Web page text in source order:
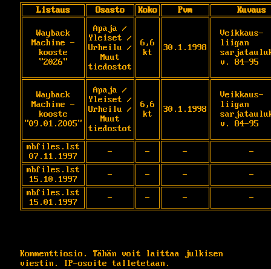
Listaus Osasto Koko Pvm Kuvaus
Wayback
Machine -
kooste
"2026"
Apaja /
Yleiset /
Urheilu /
Muut
tiedostot
6,6
kt
30.1.1998
Veikkaus-
liigan
v. 84-95
Wayback
Machine -
kooste
"09.01.2005"
Apaja /
Yleiset /
Urheilu /
Muut
tiedostot
6,6
kt
30.1.1998
Veikkaus-
liigan
v. 84-95
mbfiles.lst
07.11.1997
- - -
-
mbfiles.lst
15.10.1997
- - -
-
mbfiles.lst
15.01.1997
- - - -
Kommenttiosio. Tähän voit laittaa julkisen
viestin. IP-osoite talletetaan.